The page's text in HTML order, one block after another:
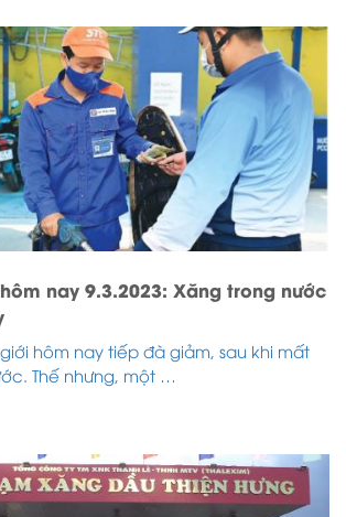
nay 9.3.2023: Xăng trong nước
hôm nay tiếp đà giảm, sau khi mất
Thế nhưng, một …